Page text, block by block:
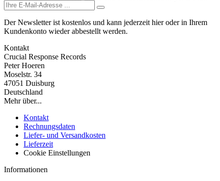
Der Newsletter ist kostenlos und kann jederzeit hier oder in Ihrem
Kundenkonto wieder abbestellt werden.
Kontakt
Crucial Response Records
Peter Hoeren
Moselstr. 34
47051 Duisburg
Deutschland
Mehr über...
Kontakt
Rechnungsdaten
Liefer- und Versandkosten
Lieferzeit
Cookie Einstellungen
Informationen